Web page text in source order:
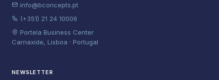
info@bconcepts.pt
(+351) 21 24 10006
Portela Business Center
Carnaxide, Lisboa · Portugal
NEWSLETTER